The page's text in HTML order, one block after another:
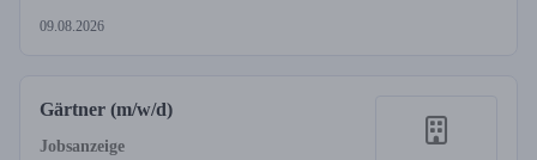
09.08.2026
Gärtner (m/w/d)
Jobsanzeige